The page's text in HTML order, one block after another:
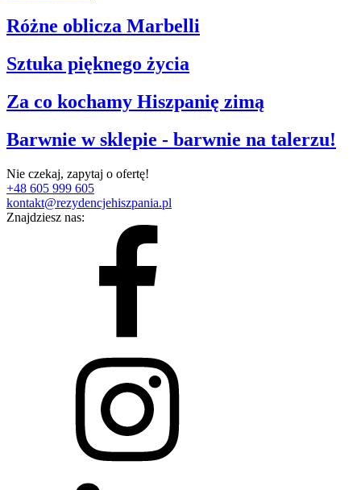
Różne oblicza Marbelli
Sztuka pięknego życia
Za co kochamy Hiszpanię zimą
Barwnie w sklepie - barwnie na talerzu!
Nie czekaj, zapytaj o ofertę!
+48 605 999 605
kontakt@rezydencjehiszpania.pl
Znajdziesz nas: